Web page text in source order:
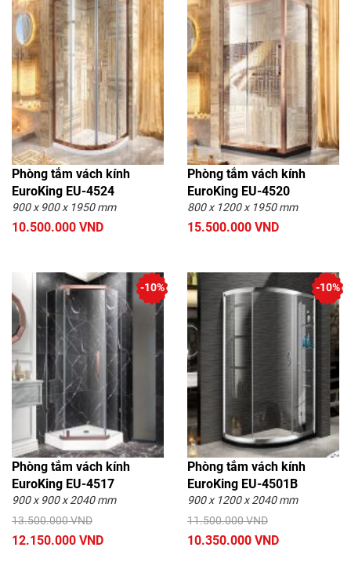
Phòng tắm vách kính
EuroKing EU-4524
900 x 900 x 1950 mm
10.500.000 VND
Phòng tắm vách kính
EuroKing EU-4520
800 x 1200 x 1950 mm
15.500.000 VND
Phòng tắm vách kính
EuroKing EU-4517
900 x 900 x 2040 mm
13.500.000 VND
12.150.000 VND
-10%
Phòng tắm vách kính
EuroKing EU-4501B
900 x 1200 x 2040 mm
11.500.000 VND
10.350.000 VND
-10%